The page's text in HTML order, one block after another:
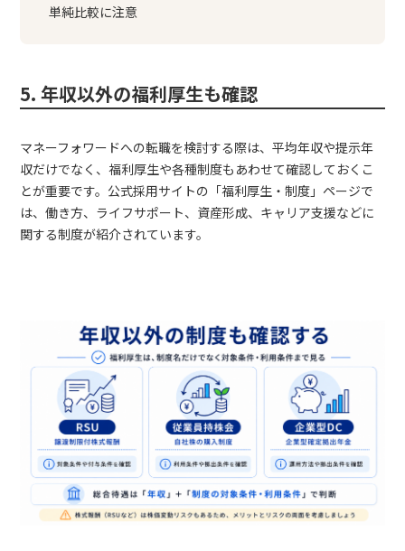
単純比較に注意
5. 年収以外の福利厚生も確認
マネーフォワードへの転職を検討する際は、平均年収や提示年
収だけでなく、福利厚生や各種制度もあわせて確認しておくこ
とが重要です。公式採用サイトの「福利厚生・制度」ページで
は、働き方、ライフサポート、資産形成、キャリア支援などに
関する制度が紹介されています。